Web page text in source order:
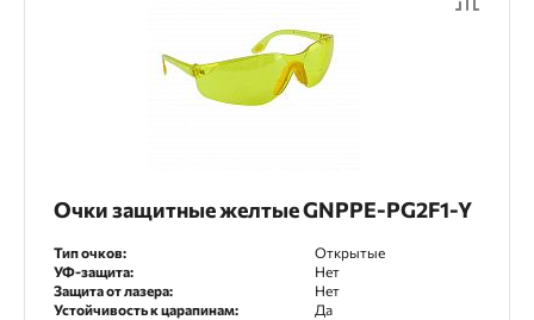
Очки защитные желтые GNPPE-PG2F1-Y
Тип очков:
Открытые
УФ-защита:
Нет
Защита от лазера:
Нет
Устойчивость к царапинам:
Да